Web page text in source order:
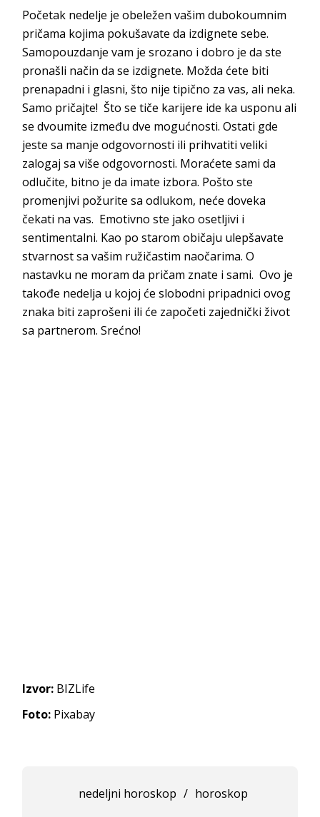
Početak nedelje je obeležen vašim dubokoumnim
pričama kojima pokušavate da izdignete sebe.
Samopouzdanje vam je srozano i dobro je da ste
pronašli način da se izdignete. Možda ćete biti
prenapadni i glasni, što nije tipično za vas, ali neka.
Samo pričajte! Što se tiče karijere ide ka usponu ali
se dvoumite između dve mogućnosti. Ostati gde
jeste sa manje odgovornosti ili prihvatiti veliki
zalogaj sa više odgovornosti. Moraćete sami da
odlučite, bitno je da imate izbora. Pošto ste
promenjivi požurite sa odlukom, neće doveka
čekati na vas. Emotivno ste jako osetljivi i
sentimentalni. Kao po starom običaju ulepšavate
stvarnost sa vašim ružičastim naočarima. O
nastavku ne moram da pričam znate i sami. Ovo je
takođe nedelja u kojoj će slobodni pripadnici ovog
znaka biti zaprošeni ili će započeti zajednički život
sa partnerom. Srećno!
Izvor: BIZLife
Foto: Pixabay
nedeljni horoskop / horoskop